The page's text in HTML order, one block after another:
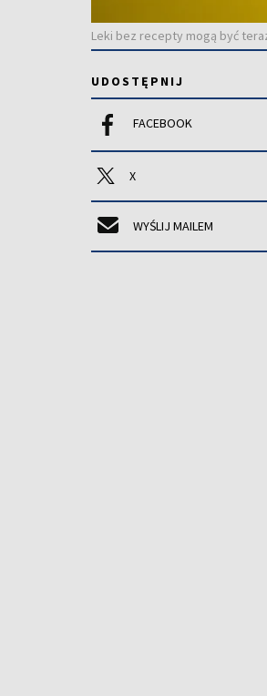
Leki bez recepty mogą być
UDOSTĘPNIJ
FACEBOOK
X
WYŚLIJ MAILEM